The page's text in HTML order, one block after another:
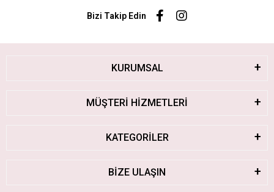
Bizi Takip Edin
KURUMSAL
MÜŞTERİ HİZMETLERİ
KATEGORİLER
BİZE ULAŞIN